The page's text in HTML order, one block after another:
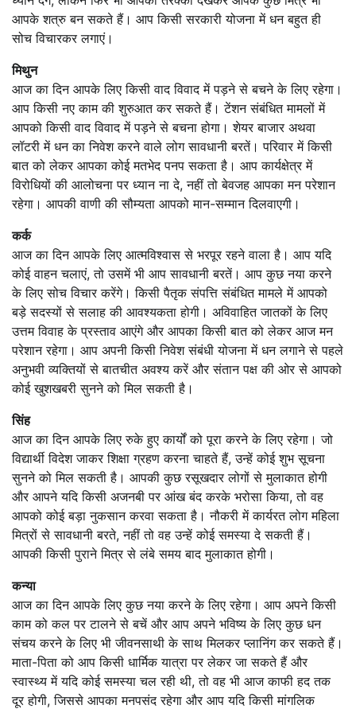
आपके शत्रु बन सकते हैं। आप किसी सरकारी योजना में धन बहुत ही
सोच विचारकर लगाएं।
मिथुन
आज का दिन आपके लिए किसी वाद विवाद में पड़ने से बचने के लिए रहेगा।
आप किसी नए काम की शुरुआत कर सकते हैं। टेंशन संबंधित मामलों में
आपको किसी वाद विवाद में पड़ने से बचना होगा। शेयर बाजार अथवा
लॉटरी में धन का निवेश करने वाले लोग सावधानी बरतें। परिवार में किसी
बात को लेकर आपका कोई मतभेद पनप सकता है। आप कार्यक्षेत्र में
विरोधियों की आलोचना पर ध्यान ना दे, नहीं तो बेवजह आपका मन परेशान
रहेगा। आपकी वाणी की सौम्यता आपको मान-सम्मान दिलवाएगी।
कर्क
आज का दिन आपके लिए आत्मविश्वास से भरपूर रहने वाला है। आप यदि
कोई वाहन चलाएं, तो उसमें भी आप सावधानी बरतें। आप कुछ नया करने
के लिए सोच विचार करेंगे। किसी पैतृक संपत्ति संबंधित मामले में आपको
बड़े सदस्यों से सलाह की आवश्यकता होगी। अविवाहित जातकों के लिए
उत्तम विवाह के प्रस्ताव आएंगे और आपका किसी बात को लेकर आज मन
परेशान रहेगा। आप अपनी किसी निवेश संबंधी योजना में धन लगाने से पहले
अनुभवी व्यक्तियों से बातचीत अवश्य करें और संतान पक्ष की ओर से आपको
कोई खुशखबरी सुनने को मिल सकती है।
सिंह
आज का दिन आपके लिए रुके हुए कार्यों को पूरा करने के लिए रहेगा। जो
विद्यार्थी विदेश जाकर शिक्षा ग्रहण करना चाहते हैं, उन्हें कोई शुभ सूचना
सुनने को मिल सकती है। आपकी कुछ रसूखदार लोगों से मुलाकात होगी
और आपने यदि किसी अजनबी पर आंख बंद करके भरोसा किया, तो वह
आपको कोई बड़ा नुकसान करवा सकता है। नौकरी में कार्यरत लोग महिला
मित्रों से सावधानी बरते, नहीं तो वह उन्हें कोई समस्या दे सकती हैं।
आपकी किसी पुराने मित्र से लंबे समय बाद मुलाकात होगी।
कन्या
आज का दिन आपके लिए कुछ नया करने के लिए रहेगा। आप अपने किसी
काम को कल पर टालने से बचें और आप अपने भविष्य के लिए कुछ धन
संचय करने के लिए भी जीवनसाथी के साथ मिलकर प्लानिंग कर सकते हैं।
माता-पिता को आप किसी धार्मिक यात्रा पर लेकर जा सकते हैं और
स्वास्थ्य में यदि कोई समस्या चल रही थी, तो वह भी आज काफी हद तक
दूर होगी, जिससे आपका मनपसंद रहेगा और आप यदि किसी मांगलिक